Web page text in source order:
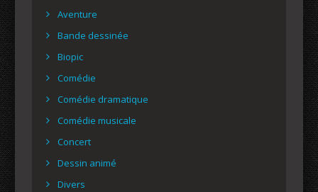
Aventure
Bande dessinée
Biopic
Comédie
Comédie dramatique
Comédie musicale
Concert
Dessin animé
Divers